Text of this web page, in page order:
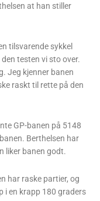
at han stiller
tilsvarende sykkel
testen vi sto over.
Jeg kjenner banen
raskt til rette på den
GP-banen på 5148
Berthelsen har
liker banen godt.
har raske partier, og
i en krapp 180 graders